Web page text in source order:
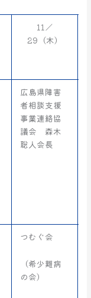
11／
29（木）
広島県障害
者相談支援
事業連絡協
議会 森木
聡人会長
つむぐ会
（希少難病
の会）